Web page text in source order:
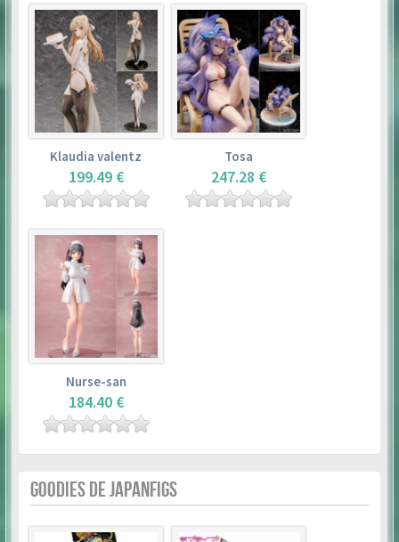
Klaudia valentz
199.49 €
Tosa
247.28 €
Nurse-san
184.40 €
GOODIES DE JAPANFIGS